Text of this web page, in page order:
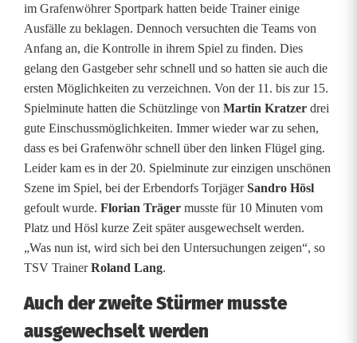
t
s
v
e
r
g
l
e
i
h
im Grafenwöhrer Sportpark hatten beide Trainer einige
Ausfälle zu beklagen. Dennoch versuchten die Teams von
Anfang an, die Kontrolle in ihrem Spiel zu finden. Dies
gelang den Gastgeber sehr schnell und so hatten sie auch die
ersten Möglichkeiten zu verzeichnen. Von der 11. bis zur 15.
Spielminute hatten die Schützlinge von Martin Kratzer drei
gute Einschussmöglichkeiten. Immer wieder war zu sehen,
dass es bei Grafenwöhr schnell über den linken Flügel ging.
Leider kam es in der 20. Spielminute zur einzigen unschönen
Szene im Spiel, bei der Erbendorfs TorjägerSandro Hösl
gefoult wurde. Florian Träger musste für 10 Minuten vom
Platz und Hösl kurze Zeit später ausgewechselt werden.
„Was nun ist, wird sich bei den Untersuchungen zeigen“, so
TSV TrainerRoland Lang.
Auch der zweite Stürmer musste
ausgewechselt werden